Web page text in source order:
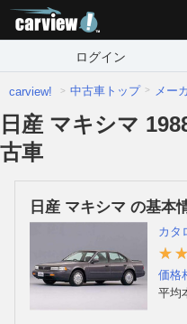
ログイン
carview! 中古車トップ メー
日産 マキシマ
古車
日産 マキシマ の基本
カタ
価格
平均